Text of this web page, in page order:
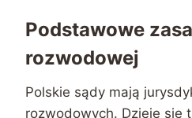
Podstawowe
rozwodowej
Polskie sądy mają
rozwodowych. Dzieje się